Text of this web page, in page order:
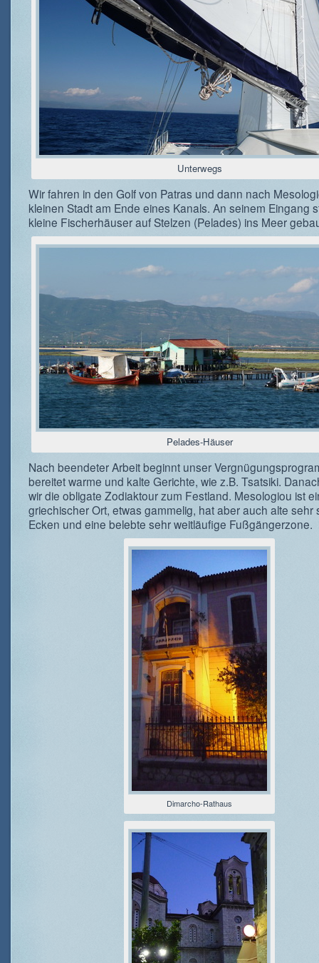
Unterwegs
Wir fahren in den Golf von Patras und dann nach
kleinen Stadt am Ende eines Kanals. An seinem Eingang
kleine Fischerhäuser auf Stelzen (Pelades) ins Meer
Pelades-Häuser
Nach beendeter Arbeit beginnt unser
bereitet warme und kalte Gerichte, wie z.B. Tsatsiki.
wir die obligate Zodiaktour zum Festland. Mesologiou ist
griechischer Ort, etwas gammelig, hat aber auch alte sehr
Ecken und eine belebte sehr weitläufige Fußgängerzone.
Dimarcho-Rathaus